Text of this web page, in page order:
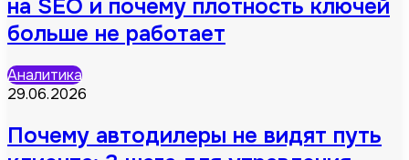
на SEO и почему плотность ключей
больше не работает
Аналитика
29.06.2026
Почему автодилеры не видят путь